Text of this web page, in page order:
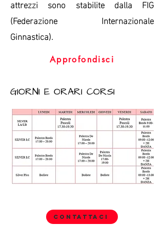
attrezzi sono stabilite dalla FIG
(Federazione Internazionale
Ginnastica).
Approfondisci
GIORNI E ORARI CORSI
Contattaci